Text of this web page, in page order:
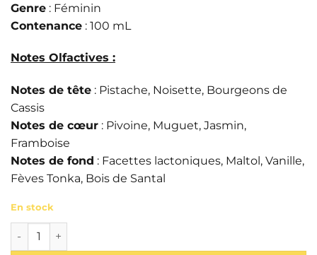
Genre : Féminin
Contenance : 100 mL
Notes Olfactives :
Notes de tête : Pistache, Noisette, Bourgeons de
Cassis
Notes de cœur : Pivoine, Muguet, Jasmin,
Framboise
Notes de fond : Facettes lactoniques, Maltol, Vanille,
Fèves Tonka, Bois de Santal
En stock
quantité de Eau de parfum Nisma 100ml – Arabiyat